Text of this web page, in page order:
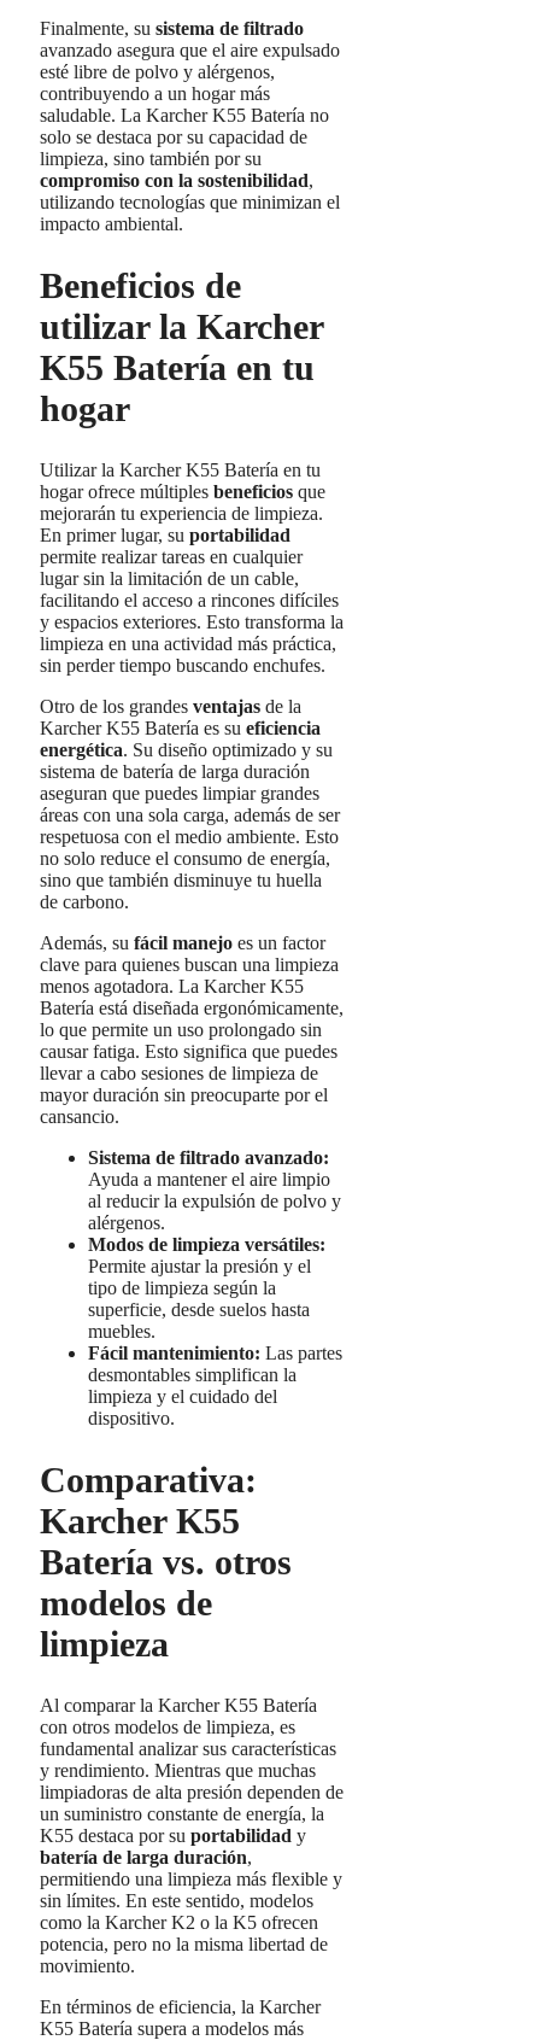
Finalmente, su sistema de filtrado
avanzado asegura que el aire expulsado
esté libre de polvo y alérgenos,
contribuyendo a un hogar más
saludable. La Karcher K55 Batería no
solo se destaca por su capacidad de
limpieza, sino también por su
compromiso con la sostenibilidad,
utilizando tecnologías que minimizan el
impacto ambiental.
Beneficios de
utilizar la Karcher
K55 Batería en tu
hogar
Utilizar la Karcher K55 Batería en tu
hogar ofrece múltiples beneficios que
mejorarán tu experiencia de limpieza.
En primer lugar, su portabilidad
permite realizar tareas en cualquier
lugar sin la limitación de un cable,
facilitando el acceso a rincones difíciles
y espacios exteriores. Esto transforma la
limpieza en una actividad más práctica,
sin perder tiempo buscando enchufes.
Otro de los grandes ventajas de la
Karcher K55 Batería es su eficiencia
energética. Su diseño optimizado y su
sistema de batería de larga duración
aseguran que puedes limpiar grandes
áreas con una sola carga, además de ser
respetuosa con el medio ambiente. Esto
no solo reduce el consumo de energía,
sino que también disminuye tu huella
de carbono.
Además, su fácil manejo es un factor
clave para quienes buscan una limpieza
menos agotadora. La Karcher K55
Batería está diseñada ergonómicamente,
lo que permite un uso prolongado sin
causar fatiga. Esto significa que puedes
llevar a cabo sesiones de limpieza de
mayor duración sin preocuparte por el
cansancio.
Sistema de filtrado avanzado:
Ayuda a mantener el aire limpio
al reducir la expulsión de polvo y
alérgenos.
Modos de limpieza versátiles:
Permite ajustar la presión y el
tipo de limpieza según la
superficie, desde suelos hasta
muebles.
Fácil mantenimiento: Las partes
desmontables simplifican la
limpieza y el cuidado del
dispositivo.
Comparativa:
Karcher K55
Batería vs. otros
modelos de
limpieza
Al comparar la Karcher K55 Batería
con otros modelos de limpieza, es
fundamental analizar sus características
y rendimiento. Mientras que muchas
limpiadoras de alta presión dependen de
un suministro constante de energía, la
K55 destaca por su portabilidad y
batería de larga duración,
permitiendo una limpieza más flexible y
sin límites. En este sentido, modelos
como la Karcher K2 o la K5 ofrecen
potencia, pero no la misma libertad de
movimiento.
En términos de eficiencia, la Karcher
K55 Batería supera a modelos más